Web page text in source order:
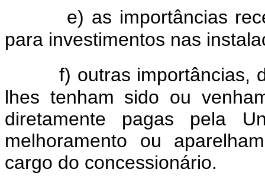
e) as importâncias
para investimentos nas
f) outras importâncias,
lhes tenham sido ou
diretamente pagas pela
melhoramento ou
cargo do concessionário.